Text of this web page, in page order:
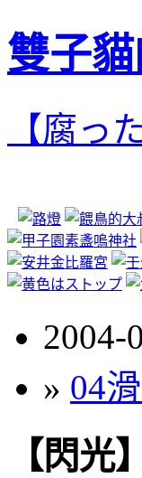
雙子
【腐っ
2004-
» 04
【閃光